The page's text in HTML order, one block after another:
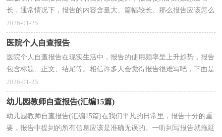
长，通常情况下，报告的内容含量大、篇幅较长。那么报告应该怎么
写才合适呢？以下是小编精心整理的正版软件自查报告，希...
2026-01-25
医院个人自查报告
医院个人自查报告在现实生活中，报告的使用频率呈上升趋势，报告
包含标题、正文、结尾等。相信许多人会觉得报告很难写吧，下面是
小编收集整理的医院个人自查报告，希望能够帮助到大...
2026-01-25
幼儿园教师自查报告(汇编15篇)
幼儿园教师自查报告(汇编15篇)在我们平凡的日常里，报告十分的重
要，报告中提到的所有信息应该是准确无误的。一听到写报告就拖延